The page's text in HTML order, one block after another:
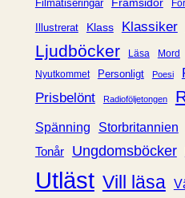
Filmatiseringar
Illustrerat Klass Klassiker
Ljudböcker
Läsa Mord
Nyutkommet Personligt Poesi
Prisbelönt
Radioföljetongen
Spänning Storbritannien
Tonår Ungdomsböcker
Utläst Vill läsa